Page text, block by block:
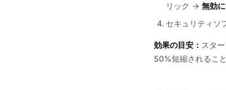
リック → 無効
セキュリティソ
効果の目安： スタ
50%短縮されるこ